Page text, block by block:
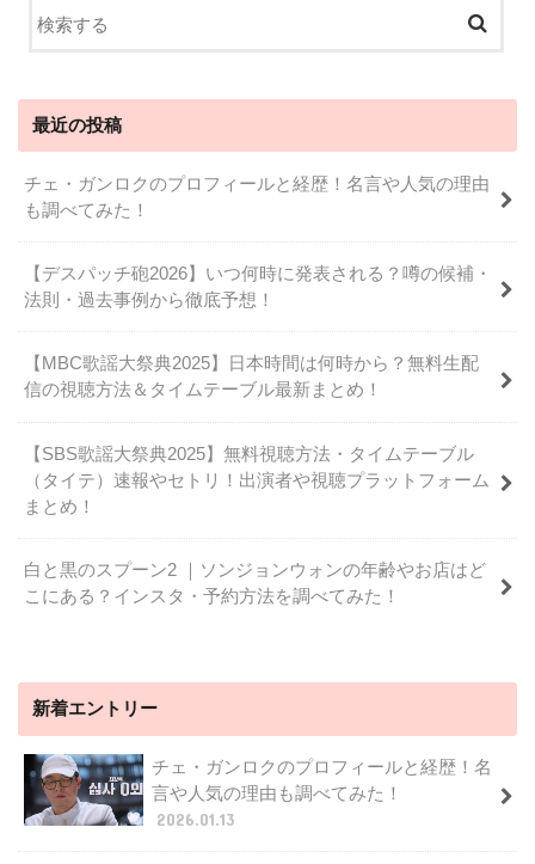
最近の投稿
チェ・ガンロクのプロフィールと経歴！名言や人気の理由
も調べてみた！
【デスパッチ砲2026】いつ何時に発表される？噂の候補・
法則・過去事例から徹底予想！
【MBC歌謡大祭典2025】日本時間は何時から？無料生配
信の視聴方法＆タイムテーブル最新まとめ！
【SBS歌謡大祭典2025】無料視聴方法・タイムテーブル
（タイテ）速報やセトリ！出演者や視聴プラットフォーム
まとめ！
白と黒のスプーン2 ｜ソンジョンウォンの年齢やお店はど
こにある？インスタ・予約方法を調べてみた！
新着エントリー
チェ・ガンロクのプロフィールと経歴！名
言や人気の理由も調べてみた！
2026.01.13